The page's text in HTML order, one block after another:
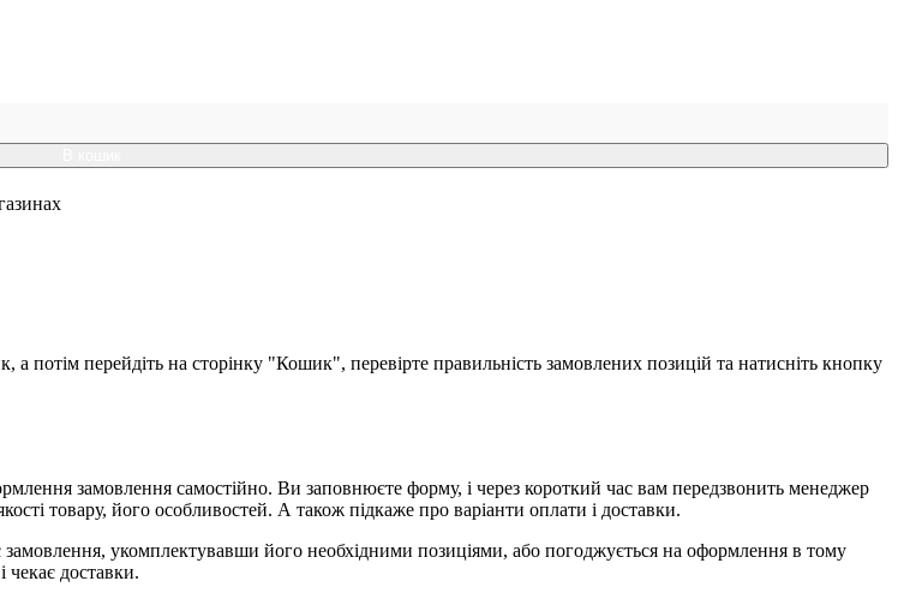
перейдіть на сторінку "Кошик", перевірте правильність замовлених позицій та натисніть кнопку
замовлення самостійно. Ви заповнюєте форму, і через короткий час вам передзвонить менеджер
товару, його особливостей. А також підкаже про варіанти оплати і доставки.
укомплектувавши його необхідними позиціями, або погоджується на оформлення в тому
чекає доставки.